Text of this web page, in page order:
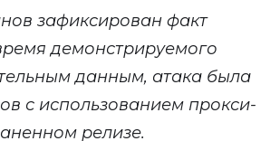
зафиксирован факт
демонстрируемого
данным, атака была
с использованием прокси-
релизе.